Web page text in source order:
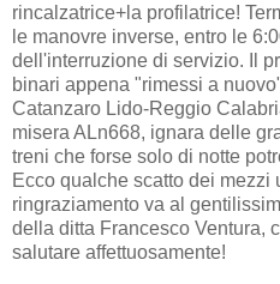
rincalzatrice+la profilatrice!
le manovre inverse, entro le
dell'interruzione di servizio. Il
binari appena "rimessi a
Catanzaro Lido-Reggio
misera ALn668, ignara delle
treni che forse solo di notte
Ecco qualche scatto dei mezzi
ringraziamento va al
della ditta Francesco Ventura,
salutare affettuosamente!